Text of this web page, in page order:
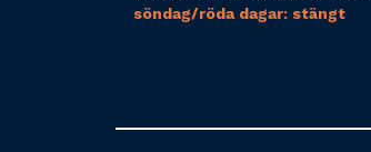
söndag/röda dagar: stängt